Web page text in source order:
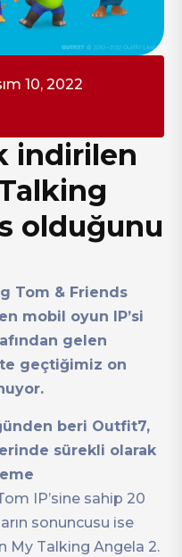
10, 2022
indirilen
olduğunu
Tom & Friends
mobil oyun IP’si
gelen
geçtiğimiz on
beri Outfit7,
sürekli olarak
IP’sine sahip 20
sonuncusu ise
My Talking Angela 2.